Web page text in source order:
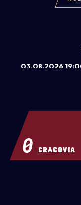
03.08.2026
0 CRACOVIA